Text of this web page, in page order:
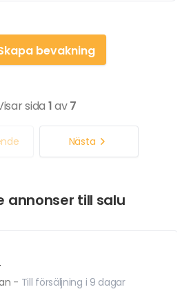
bevakning
sida 1av7
Nästa
annonser till salu
- Till försäljning i 9 dagar